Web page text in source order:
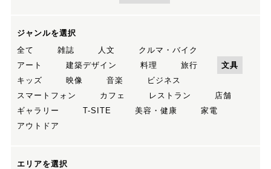
ジャンルを選択
全て
雑誌 人文
クルマ・バイク
アート
建築デザイン 料理 旅行
文具
キッズ
映像 音楽
ビジネス
スマートフォン
カフェ レストラン
店舗
ギャラリー
T-SITE 美容・健康
家電
アウトドア
エリアを選択